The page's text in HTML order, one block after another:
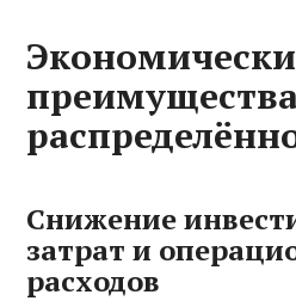
преимущества
Снижение
затрат и
расходов